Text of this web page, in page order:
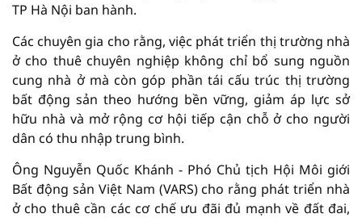
TP Hà Nội ban hành.
Các chuyên gia cho rằng, việc phát triển thị trường nhà
ở cho thuê chuyên nghiệp không chỉ bổ sung nguồn
cung nhà ở mà còn góp phần tái cấu trúc thị trường
bất động sản theo hướng bền vững, giảm áp lực sở
hữu nhà và mở rộng cơ hội tiếp cận chỗ ở cho người
dân có thu nhập trung bình.
Ông Nguyễn Quốc Khánh - Phó Chủ tịch Hội Môi giới
Bất động sản Việt Nam (VARS) cho rằng phát triển nhà
ở cho thuê cần các cơ chế ưu đãi đủ mạnh về đất đai,